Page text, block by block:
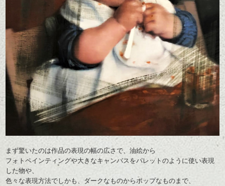
まず驚いたのは作品の表現の幅の広さで、油絵から
フォトペインティングや大きなキャンバスをパレットのように使い表現
した物や、
色々な表現方法でしかも、ダークなものからポップなものまで、